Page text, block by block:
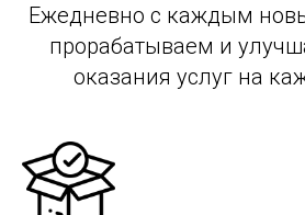
Ежедневно с каждым
прорабатываем и
оказания услуг на